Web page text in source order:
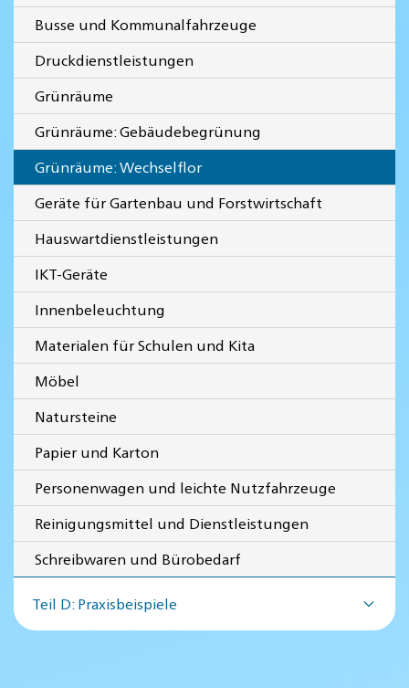
Busse und Kommunalfahrzeuge
Druckdienstleistungen
Grünräume
Grünräume: Gebäudebegrünung
Grünräume: Wechselflor
Geräte für Gartenbau und Forstwirtschaft
Hauswartdienstleistungen
IKT-Geräte
Innenbeleuchtung
Materialen für Schulen und Kita
Möbel
Natursteine
Papier und Karton
Personenwagen und leichte Nutzfahrzeuge
Reinigungsmittel und Dienstleistungen
Schreibwaren und Bürobedarf
Teil D: Praxisbeispiele